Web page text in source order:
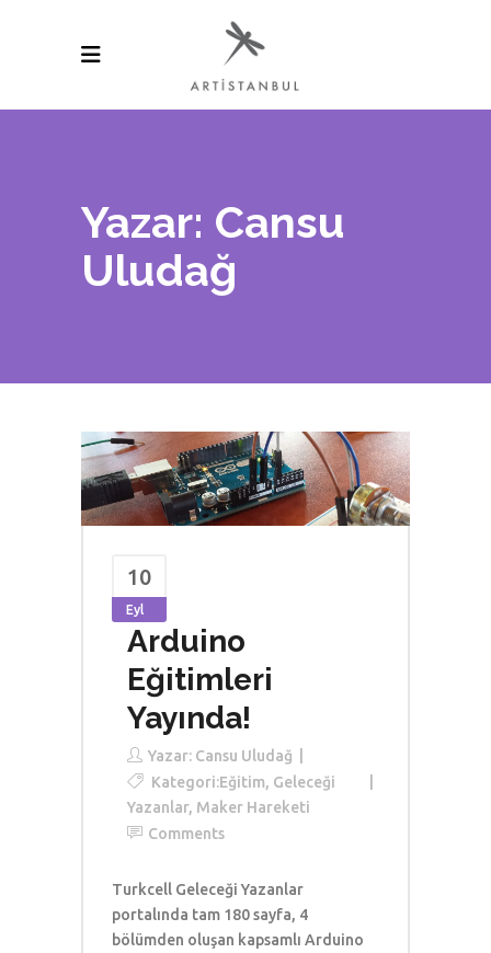
Yazar: Cansu
Uludağ
10
Eyl
Arduino
Eğitimleri
Yayında!
Yazar: Cansu Uludağ
Kategori:Eğitim, Geleceği
Yazanlar, Maker Hareketi
Comments
Turkcell Geleceği Yazanlar
portalında tam 180 sayfa, 4
bölümden oluşan kapsamlı Arduino